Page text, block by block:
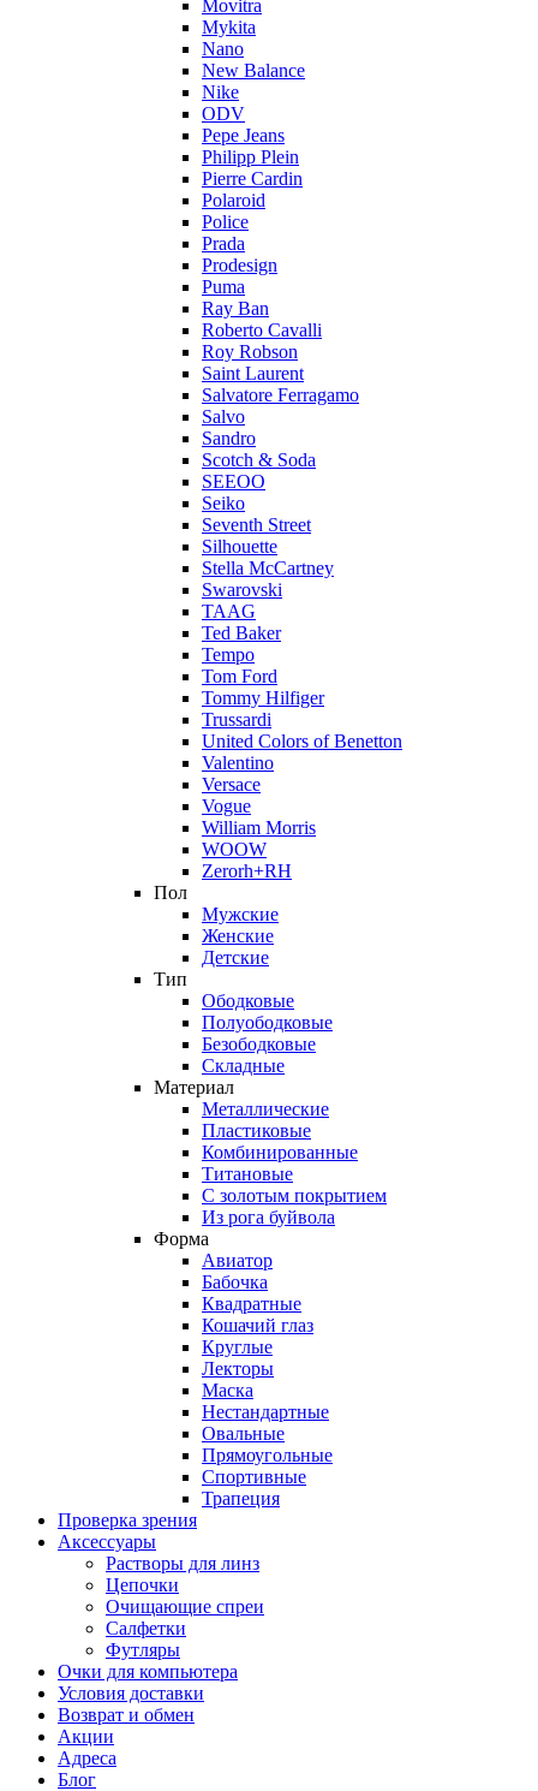
Movitra
Mykita
Nano
New Balance
Nike
ODV
Pepe Jeans
Philipp Plein
Pierre Cardin
Polaroid
Police
Prada
Prodesign
Puma
Ray Ban
Roberto Cavalli
Roy Robson
Saint Laurent
Salvatore Ferragamo
Salvo
Sandro
Scotch & Soda
SEEOO
Seiko
Seventh Street
Silhouette
Stella McCartney
Swarovski
TAAG
Ted Baker
Tempo
Tom Ford
Tommy Hilfiger
Trussardi
United Colors of Benetton
Valentino
Versace
Vogue
William Morris
WOOW
Zerorh+RH
Пол
Мужские
Женские
Детские
Тип
Ободковые
Полуободковые
Безободковые
Складные
Материал
Металлические
Пластиковые
Комбинированные
Титановые
С золотым покрытием
Из рога буйвола
Форма
Авиатор
Бабочка
Квадратные
Кошачий глаз
Круглые
Лекторы
Маска
Нестандартные
Овальные
Прямоугольные
Спортивные
Трапеция
Проверка зрения
Аксессуары
Растворы для линз
Цепочки
Очищающие спреи
Салфетки
Футляры
Очки для компьютера
Условия доставки
Возврат и обмен
Акции
Адреса
Блог